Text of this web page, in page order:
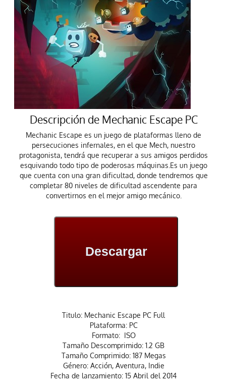
Descripción de Mechanic Escape PC
Mechanic Escape es un juego de plataformas lleno de
persecuciones infernales, en el que Mech, nuestro
protagonista, tendrá que recuperar a sus amigos perdidos
esquivando todo tipo de poderosas máquinas.Es un juego
que cuenta con una gran dificultad, donde tendremos que
completar 80 niveles de dificultad ascendente para
convertirnos en el mejor amigo mecánico.
Descargar
Titulo: Mechanic Escape PC Full
Plataforma: PC
Formato: ISO
Tamaño Descomprimido: 1.2 GB
Tamaño Comprimido: 187 Megas
Género: Acción, Aventura, Indie
Fecha de lanzamiento: 15 Abril del 2014